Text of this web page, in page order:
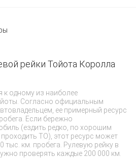
рейки Тойота Королла
к одному из наиболее
Согласно официальным
ее примерный ресурс
Если бережно
(ездить редко, по хорошим
ТО), этот ресурс может
тыс. км. пробега. Рулевую рейку в
проверять каждые 200 000 км.